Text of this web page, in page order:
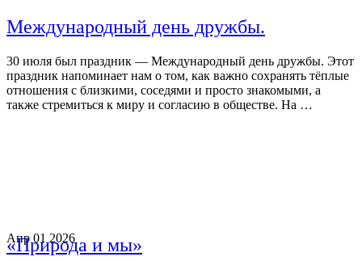
Международный день дружбы.
30 июля был праздник — Международный день дружбы. Этот
праздник напоминает нам о том, как важно сохранять тёплые
отношения с близкими, соседями и просто знакомыми, а
также стремиться к миру и согласию в обществе. На …
«Природа и мы»
Апр 01 2026